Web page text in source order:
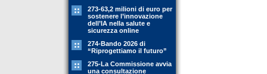
273-63,2 milioni di euro per
sostenere l’innovazione
dell’IA nella salute e
sicurezza online
274-Bando 2026 di
“Riprogettiamo il futuro”
275-La Commissione avvia
una consultazione